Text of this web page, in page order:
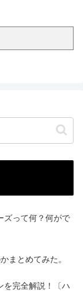
ズって何？何がで
まとめてみた。
を完全解説！〔ハ